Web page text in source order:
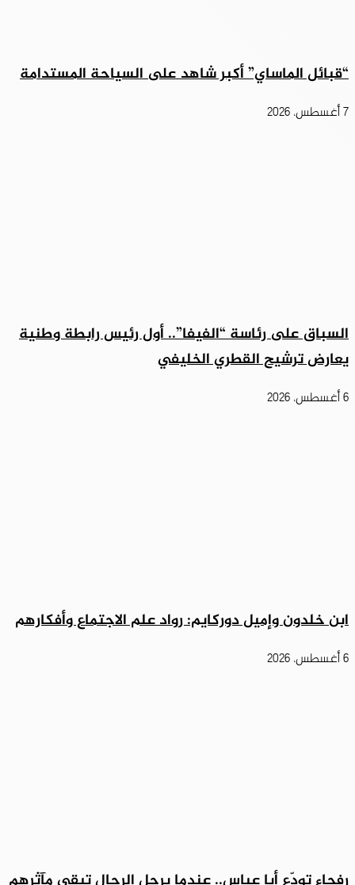
“قبائل الماساي” أكبر شاهد على السياحة المستدامة
7 أغسطس، 2026
السباق على رئاسة “الفيفا”.. أول رئيس رابطة وطنية
يعارض ترشيح القطري الخليفي
6 أغسطس، 2026
ابن خلدون وإميل دوركايم: رواد علم الاجتماع وأفكارهم
6 أغسطس، 2026